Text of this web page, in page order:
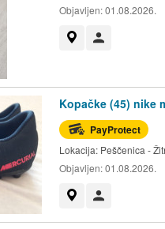
Objavljen:01.08.2026.
Kopačke (45) nike
PayProtect
Lokacija: Peščenica -
Objavljen:01.08.2026.